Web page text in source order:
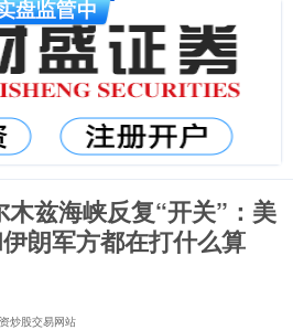
兹海峡反复“开关”：美
朗军方都在打什么算
炒股交易网站